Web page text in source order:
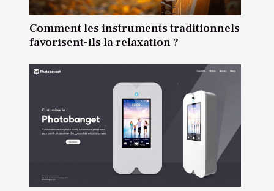
Comment les instruments traditionnels
favorisent-ils la relaxation ?